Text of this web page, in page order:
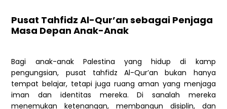
Pusat Tahfidz Al-Qur’an sebagai Penjaga
Masa Depan Anak-Anak
Bagi anak-anak Palestina yang hidup di kamp
pengungsian, pusat tahfidz Al-Qur’an bukan hanya
tempat belajar, tetapi juga ruang aman yang menjaga
iman dan identitas mereka. Di sanalah mereka
menemukan ketenangan, membangun disiplin, dan